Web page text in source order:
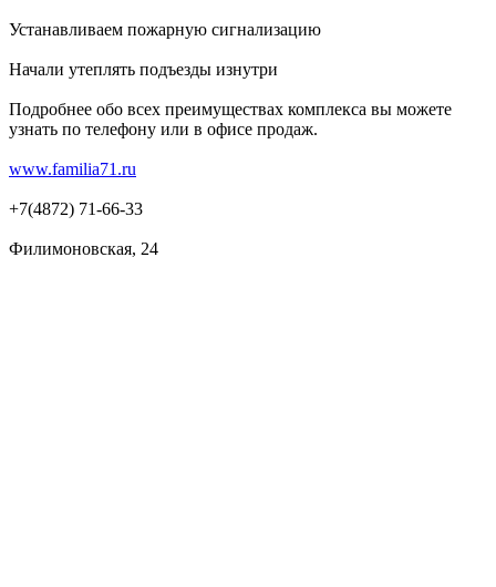
Устанавливаем пожарную сигнализацию
Начали утеплять подъезды изнутри
Подробнее обо всех преимуществах комплекса вы можете
узнать по телефону или в офисе продаж.
www.familia71.ru
+7(4872) 71-66-33
Филимоновская, 24